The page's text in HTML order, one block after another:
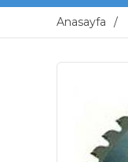
Anasayfa